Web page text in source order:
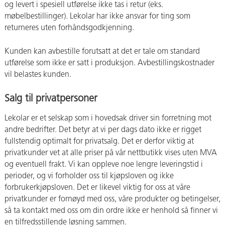
og levert i spesiell utførelse ikke tas i retur (eks.
møbelbestillinger). Lekolar har ikke ansvar for ting som
returneres uten forhåndsgodkjenning.
Kunden kan avbestille forutsatt at det er tale om standard
utførelse som ikke er satt i produksjon. Avbestillingskostnader
vil belastes kunden.
Salg til privatpersoner
Lekolar er et selskap som i hovedsak driver sin forretning mot
andre bedrifter. Det betyr at vi per dags dato ikke er rigget
fullstendig optimalt for privatsalg. Det er derfor viktig at
privatkunder vet at alle priser på vår nettbutikk vises uten MVA
og eventuell frakt. Vi kan oppleve noe lengre leveringstid i
perioder, og vi forholder oss til kjøpsloven og ikke
forbrukerkjøpsloven. Det er likevel viktig for oss at våre
privatkunder er fornøyd med oss, våre produkter og betingelser,
så ta kontakt med oss om din ordre ikke er henhold så finner vi
en tilfredsstillende løsning sammen.